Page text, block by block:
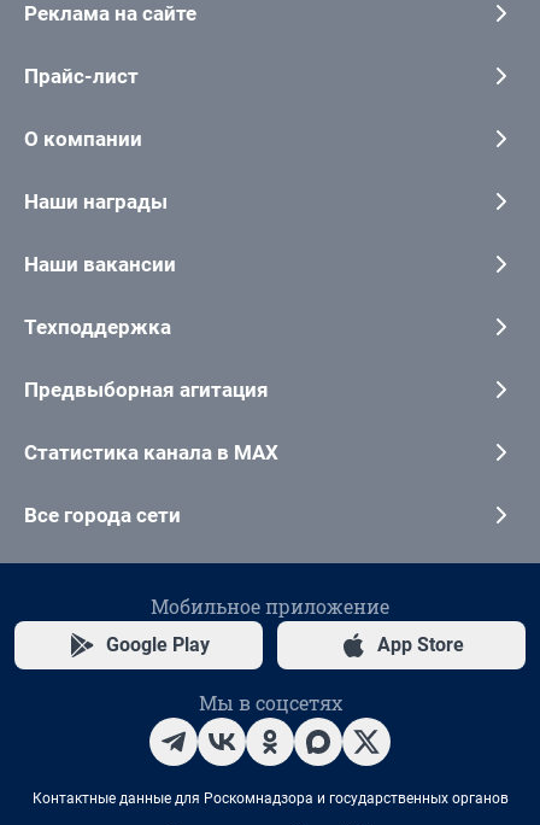
Реклама на сайте
Прайс-лист
О компании
Наши награды
Наши вакансии
Техподдержка
Предвыборная агитация
Статистика канала в MAX
Все города сети
Мобильное приложение
Google Play App Store
Мы в соцсетях
Контактные данные для Роскомнадзора и государственных органов